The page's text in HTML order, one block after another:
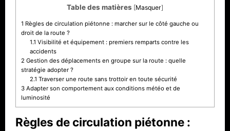
Table des matières [Masquer]
1 Règles de circulation piétonne : marcher sur le côté gauche ou
droit de la route ?
1.1 Visibilité et équipement : premiers remparts contre les
accidents
2 Gestion des déplacements en groupe sur la route : quelle
stratégie adopter ?
2.1 Traverser une route sans trottoir en toute sécurité
3 Adapter son comportement aux conditions météo et de
luminosité
Règles de circulation piétonne :